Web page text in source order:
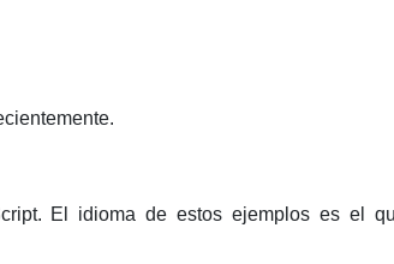
El idioma de estos ejemplos es el